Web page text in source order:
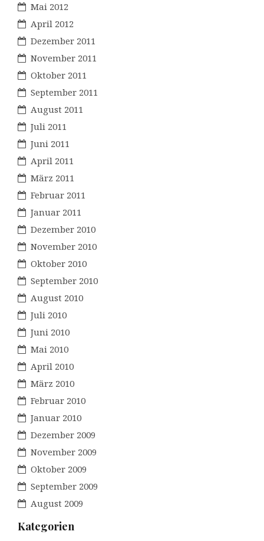
Mai 2012
April 2012
Dezember 2011
November 2011
Oktober 2011
September 2011
August 2011
Juli 2011
Juni 2011
April 2011
März 2011
Februar 2011
Januar 2011
Dezember 2010
November 2010
Oktober 2010
September 2010
August 2010
Juli 2010
Juni 2010
Mai 2010
April 2010
März 2010
Februar 2010
Januar 2010
Dezember 2009
November 2009
Oktober 2009
September 2009
August 2009
Kategorien